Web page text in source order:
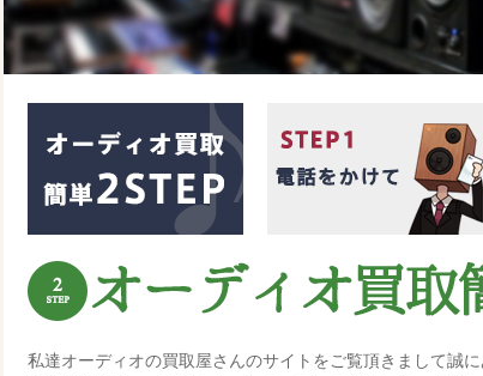
私達オーディオの買取屋さんのサイトをご覧頂きまして誠に